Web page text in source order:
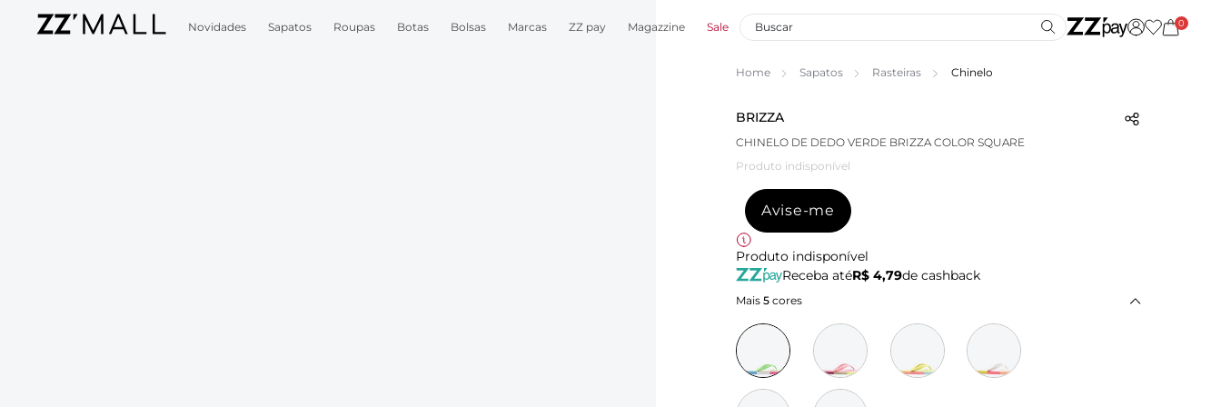
Novidades Sapatos Roupas Botas Bolsas Marcas ZZ pay Magazzine Sale 0
Home Sapatos Rasteiras Chinelo
BRIZZA
CHINELO DE DEDO VERDE BRIZZA COLOR SQUARE
Produto indisponível
Avise-me
Produto indisponível
Receba atéR$ 4,79de cashback
Mais 5 cores